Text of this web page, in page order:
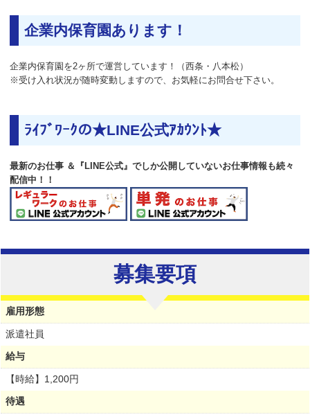
企業内保育園あります！
企業内保育園を2ヶ所で運営しています！（西条・八本松）
※受け入れ状況が随時変動しますので、お気軽にお問合せ下さい。
ﾗｲﾌﾞﾜｰｸの★LINE公式ｱｶｳﾝﾄ★
最新のお仕事 ＆『LINE公式』でしか公開していないお仕事情報も続々
配信中！！
募集要項
雇用形態
派遣社員
給与
【時給】 1,200円
待遇